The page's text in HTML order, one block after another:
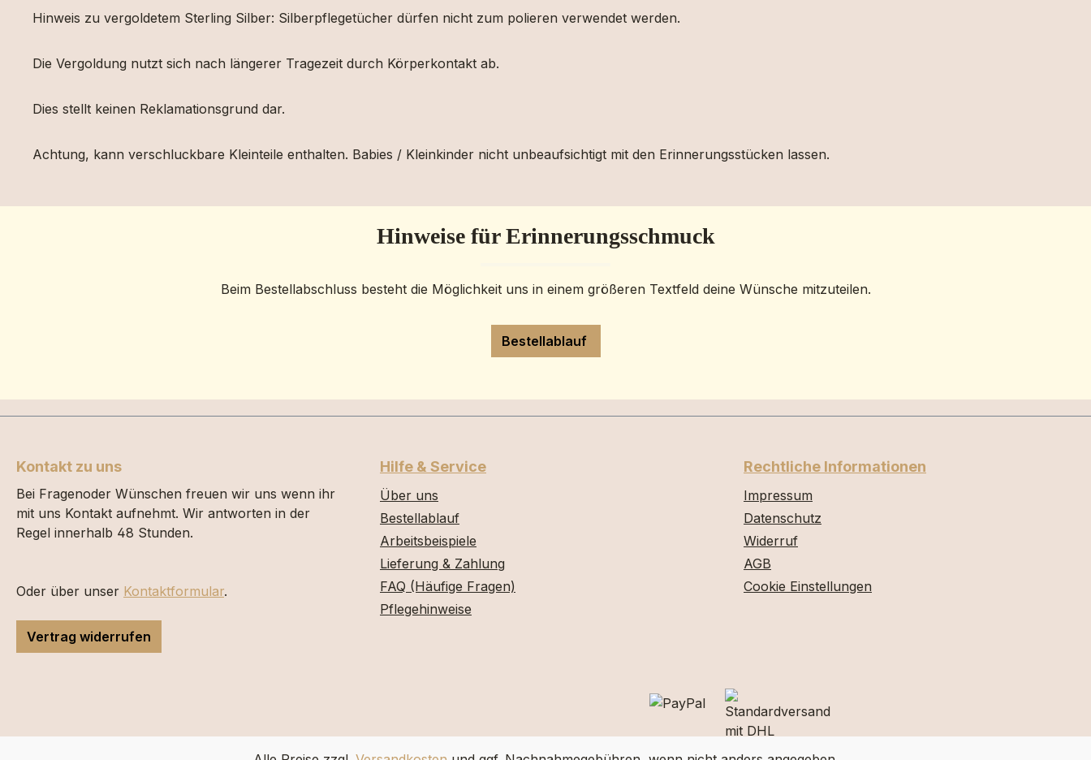
Hinweis zu vergoldetem Sterling Silber: Silberpflegetücher dürfen nicht zum polieren verwendet werden.
Die Vergoldung nutzt sich nach längerer Tragezeit durch Körperkontakt ab.
Dies stellt keinen Reklamationsgrund dar.
Achtung, kann verschluckbare Kleinteile enthalten. Babies / Kleinkinder nicht unbeaufsichtigt mit den Erinnerungsstücken lassen.
Hinweise für Erinnerungsschmuck
Beim Bestellabschluss besteht die Möglichkeit uns in einem größeren Textfeld deine Wünsche mitzuteilen.
Bestellablauf
Kontakt zu uns
Bei Fragenoder Wünschen freuen wir uns wenn ihr
mit uns Kontakt aufnehmt. Wir antworten in der
Regel innerhalb 48 Stunden.
Oder über unser Kontaktformular.
Vertrag widerrufen
Hilfe & Service
Über uns
Bestellablauf
Arbeitsbeispiele
Lieferung & Zahlung
FAQ (Häufige Fragen)
Pflegehinweise
Rechtliche Informationen
Impressum
Datenschutz
Widerruf
AGB
Cookie Einstellungen